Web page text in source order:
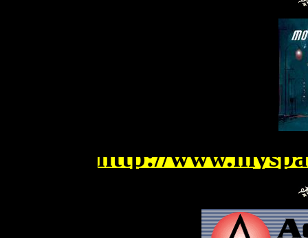
http://